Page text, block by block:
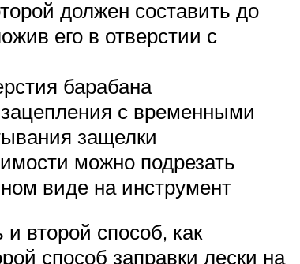
должен составить до
его в отверстии с
барабана
с временными
защелки
можно подрезать
виде на инструмент
второй способ, как
способ заправки лески на